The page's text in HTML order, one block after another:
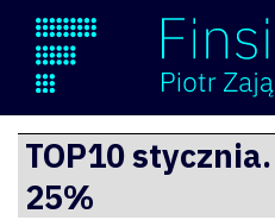
Przejdź
do
treści
TOP10
25%